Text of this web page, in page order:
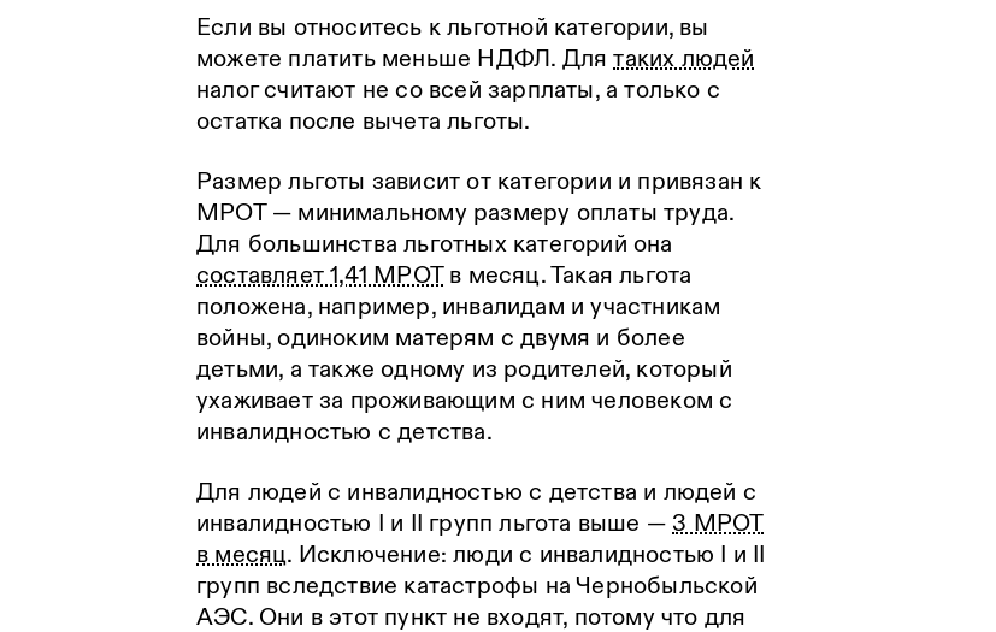
Если вы относитесь к льготной категории, вы
можете платить меньше НДФЛ. Длятаких людей
налог считают не со всей зарплаты, а только с
остатка после вычета льготы.
Размер льготы зависит от категории и привязан к
МРОТ — минимальному размеру оплаты труда.
Для большинства льготных категорий она
составляет 1,41 МРОТв месяц. Такая льгота
положена, например, инвалидам и участникам
войны, одиноким матерям с двумя и более
детьми, а также одному из родителей, который
ухаживает за проживающим с ним человеком с
инвалидностью с детства.
Для людей с инвалидностью с детства и людей с
инвалидностью I и II групп льгота выше — 3 МРОТ
в месяц. Исключение: люди с инвалидностью I и II
групп вследствие катастрофы на Чернобыльской
АЭС. Они в этот пункт не входят, потому что для